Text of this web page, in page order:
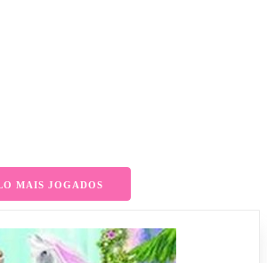
MAIS JOGADOS